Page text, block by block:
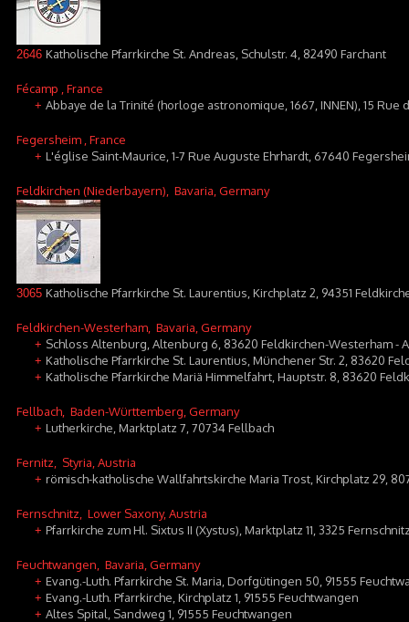
2646 Katholische Pfarrkirche St. Andreas, Schulstr. 4, 82490 Farchant
Fécamp , France
+ Abbaye de la Trinité (horloge astronomique, 1667, INNEN), 15 Rue
Fegersheim , France
+ L'église Saint-Maurice, 1-7 Rue Auguste Ehrhardt, 67640
Feldkirchen (Niederbayern) , Bavaria, Germany
3065 Katholische Pfarrkirche St. Laurentius, Kirchplatz 2, 94351
Feldkirchen-Westerham , Bavaria, Germany
+ Schloss Altenburg, Altenburg 6, 83620 Feldkirchen-Westerham -
+ Katholische Pfarrkirche St. Laurentius, Münchener Str. 2, 83620
+ Katholische Pfarrkirche Mariä Himmelfahrt, Hauptstr. 8, 83620
Fellbach , Baden-Württemberg, Germany
+ Lutherkirche, Marktplatz 7, 70734 Fellbach
Fernitz , Styria, Austria
+ römisch-katholische Wallfahrtskirche Maria Trost, Kirchplatz 29,
Fernschnitz , Lower Saxony, Austria
+ Pfarrkirche zum Hl. Sixtus II (Xystus), Marktplatz 11, 3325
Feuchtwangen , Bavaria, Germany
+ Evang.-Luth. Pfarrkirche St. Maria, Dorfgütingen 50, 91555
+ Evang.-Luth. Pfarrkirche, Kirchplatz 1, 91555 Feuchtwangen
+ Altes Spital, Sandweg 1, 91555 Feuchtwangen